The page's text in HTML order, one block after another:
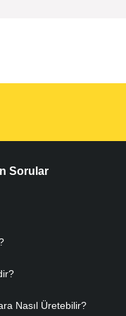
Sorular
Nasıl Üretebilir?